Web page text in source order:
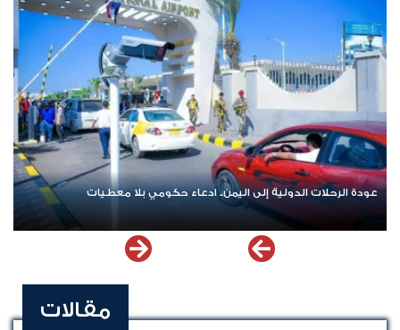
عودة الرحلات الدولية إلى اليمن.. ادعاء حكومي بلا معطيات
مقالات